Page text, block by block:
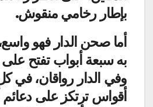
بإطار رخامي منقوش.
أما صحن الدار فهو
به سبعة أبواب تفتح
وفي الدار رواقان، في
أقواس ترتكز على